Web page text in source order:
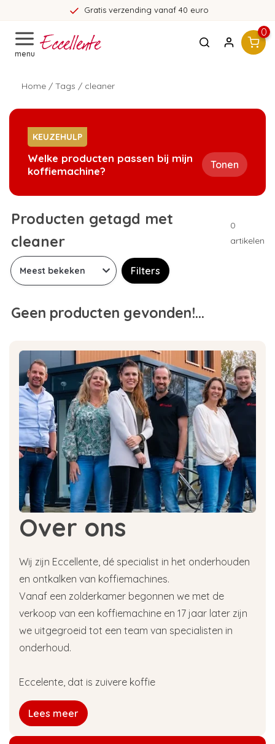
Gratis verzending vanaf 40 euro
menu
0
Home / Tags / cleaner
KEUZEHULP
Welke producten passen bij mijn
koffiemachine?
Tonen
Producten getagd met
cleaner
0
artikelen
Filters
Geen producten gevonden!...
Over ons
Wij zijn Eccellente, dé specialist in het onderhouden
en ontkalken van koffiemachines.
Vanaf een zolderkamer begonnen we met de
verkoop van een koffiemachine en 17 jaar later zijn
we uitgegroeid tot een team van specialisten in
onderhoud.
Eccelente, dat is zuivere koffie
Lees meer